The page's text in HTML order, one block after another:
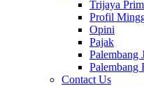
Trijaya
Profil
Opini
Pajak
Palembang
Palembang
Contact Us